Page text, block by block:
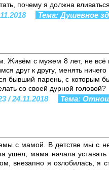
почему я должна
Тема: Душевное
Живём с мужем 8 лет, не
друг к другу, менять ничего
бывший парень, с которым
со своей дурной головой?
/ 24.11.2018 Тема:
с мамой. В детстве мы с
ушел, мама начала
внезапно я озлобилась, я